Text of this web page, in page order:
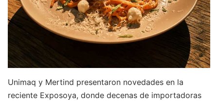
Unimaq y Mertind presentaron novedades en la
reciente Exposoya, donde decenas de importadoras